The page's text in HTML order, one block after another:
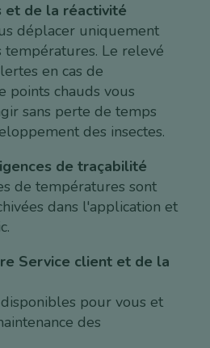
et de la réactivité
déplacer uniquement
Le relevé
en cas de
points chauds vous
sans perte de temps
des insectes.
de traçabilité
de températures sont
dans l'application et
Service client et de la
pour vous et
des